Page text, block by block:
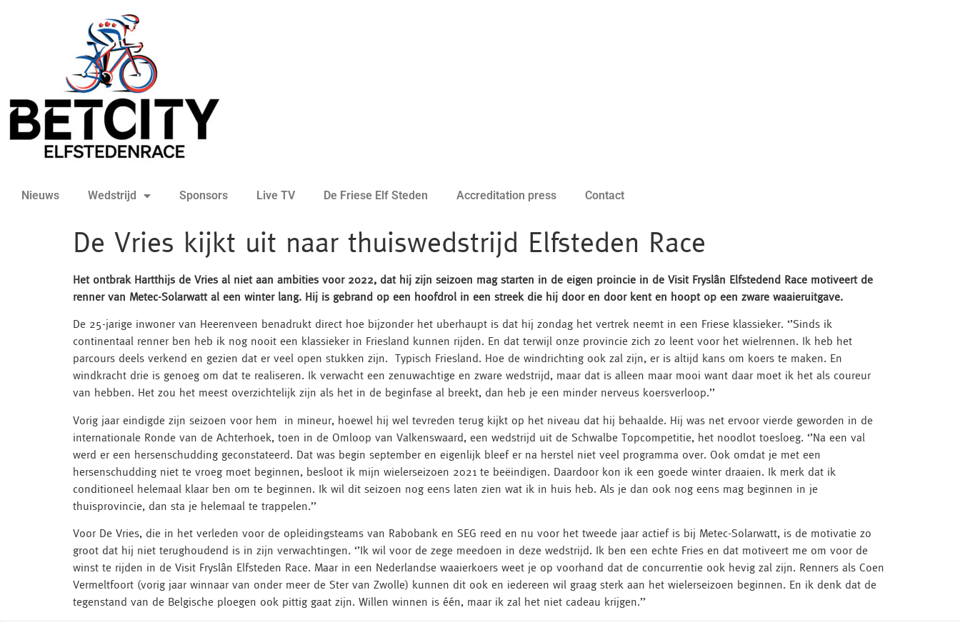
Nieuws Wedstrijd Sponsors Live TV De Friese Elf Steden Accreditation press Contact
De Vries kijkt uit naar thuiswedstrijd Elfsteden Race
Het ontbrak Hartthijs de Vries al niet aan ambities voor 2022, dat hij zijn seizoen mag starten in de eigen proincie in de Visit Fryslân Elfstedend Race motiveert de
renner van Metec-Solarwatt al een winter lang. Hij is gebrand op een hoofdrol in een streek die hij door en door kent en hoopt op een zware waaieruitgave.
De 25-jarige inwoner van Heerenveen benadrukt direct hoe bijzonder het uberhaupt is dat hij zondag het vertrek neemt in een Friese klassieker. ‘’Sinds ik
continentaal renner ben heb ik nog nooit een klassieker in Friesland kunnen rijden. En dat terwijl onze provincie zich zo leent voor het wielrennen. Ik heb het
parcours deels verkend en gezien dat er veel open stukken zijn. Typisch Friesland. Hoe de windrichting ook zal zijn, er is altijd kans om koers te maken. En
windkracht drie is genoeg om dat te realiseren. Ik verwacht een zenuwachtige en zware wedstrijd, maar dat is alleen maar mooi want daar moet ik het als coureur
van hebben. Het zou het meest overzichtelijk zijn als het in de beginfase al breekt, dan heb je een minder nerveus koersverloop.’’
Vorig jaar eindigde zijn seizoen voor hem in mineur, hoewel hij wel tevreden terug kijkt op het niveau dat hij behaalde. Hij was net ervoor vierde geworden in de
internationale Ronde van de Achterhoek, toen in de Omloop van Valkenswaard, een wedstrijd uit de Schwalbe Topcompetitie, het noodlot toesloeg. ‘’Na een val
werd er een hersenschudding geconstateerd. Dat was begin september en eigenlijk bleef er na herstel niet veel programma over. Ook omdat je met een
hersenschudding niet te vroeg moet beginnen, besloot ik mijn wielerseizoen 2021 te beëindigen. Daardoor kon ik een goede winter draaien. Ik merk dat ik
conditioneel helemaal klaar ben om te beginnen. Ik wil dit seizoen nog eens laten zien wat ik in huis heb. Als je dan ook nog eens mag beginnen in je
thuisprovincie, dan sta je helemaal te trappelen.’’
Voor De Vries, die in het verleden voor de opleidingsteams van Rabobank en SEG reed en nu voor het tweede jaar actief is bij Metec-Solarwatt, is de motivatie zo
groot dat hij niet terughoudend is in zijn verwachtingen. ‘’Ik wil voor de zege meedoen in deze wedstrijd. Ik ben een echte Fries en dat motiveert me om voor de
winst te rijden in de Visit Fryslân Elfsteden Race. Maar in een Nederlandse waaierkoers weet je op voorhand dat de concurrentie ook hevig zal zijn. Renners als Coen
Vermeltfoort (vorig jaar winnaar van onder meer de Ster van Zwolle) kunnen dit ook en iedereen wil graag sterk aan het wielerseizoen beginnen. En ik denk dat de
tegenstand van de Belgische ploegen ook pittig gaat zijn. Willen winnen is één, maar ik zal het niet cadeau krijgen.’’